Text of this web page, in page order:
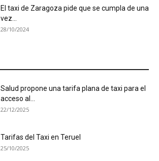
El taxi de Zaragoza pide que se cumpla de una
vez...
28/10/2024
Salud propone una tarifa plana de taxi para el
acceso al...
22/12/2025
Tarifas del Taxi en Teruel
25/10/2025